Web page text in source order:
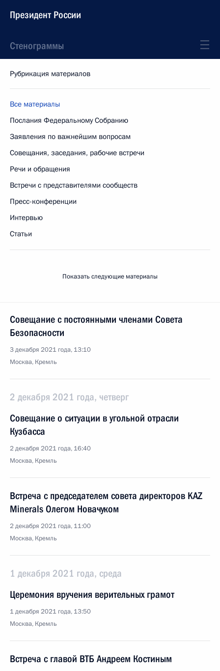
Президент России
Стенограммы
Рубрикация материалов
Все материалы
Послания Федеральному Собранию
Заявления по важнейшим вопросам
Совещания, заседания, рабочие встречи
Речи и обращения
Встречи с представителями сообществ
Пресс-конференции
Интервью
Статьи
Показать следующие материалы
Совещание с постоянными членами Совета
Безопасности
3 декабря 2021 года, 13:10
Москва, Кремль
2 декабря 2021 года, четверг
Совещание о ситуации в угольной отрасли
Кузбасса
2 декабря 2021 года, 16:40
Москва, Кремль
Встреча с председателем совета директоров KAZ
Minerals Олегом Новачуком
2 декабря 2021 года, 11:00
Москва, Кремль
1 декабря 2021 года, среда
Церемония вручения верительных грамот
1 декабря 2021 года, 13:50
Москва, Кремль
Встреча с главой ВТБ Андреем Костиным